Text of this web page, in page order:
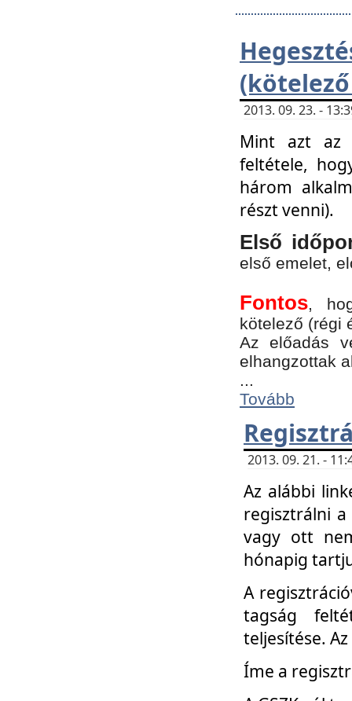
2013. 09. 23. -
Mint azt az
feltétele,
három
részt venni).
Első
első emelet,
Fontos,
kötelező (régi
Az előadás
elhangzottak
...
Tovább
2013. 09. 21. -
Az alábbi
regisztrálni
vagy ott
hónapig
A
tagság
teljesítése.
Íme a